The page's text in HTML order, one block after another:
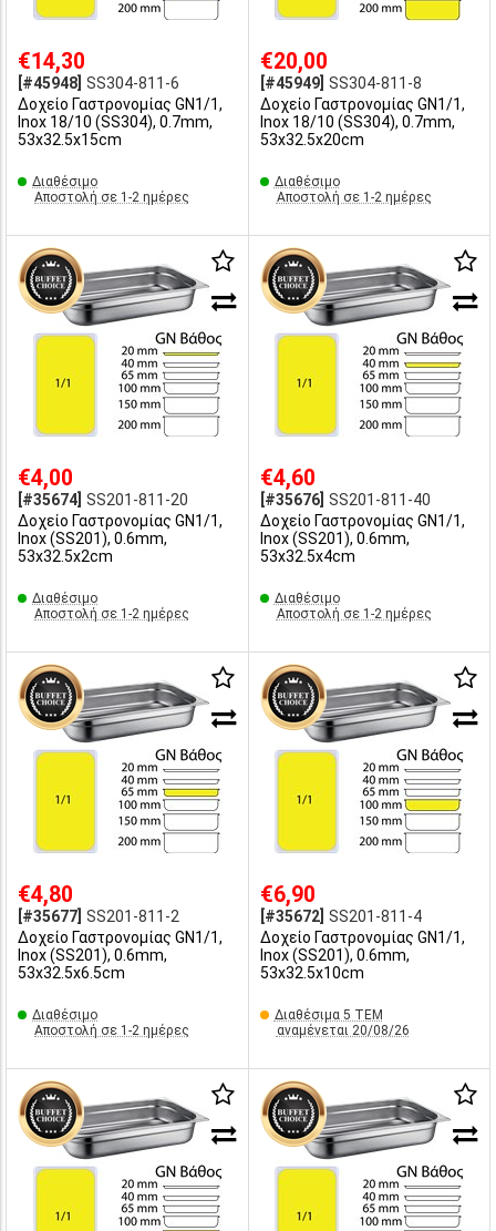
€14,30
[#45948] SS304-811-6
Δοχείο Γαστρονομίας GN1/1,
Inox 18/10 (SS304), 0.7mm,
53x32.5x15cm
Διαθέσιμο
Αποστολή σε 1-2 ημέρες
€20,00
[#45949] SS304-811-8
Δοχείο Γαστρονομίας GN1/1,
Inox 18/10 (SS304), 0.7mm,
53x32.5x20cm
Διαθέσιμο
Αποστολή σε 1-2 ημέρες
€4,00
[#35674] SS201-811-20
Δοχείο Γαστρονομίας GN1/1,
Inox (SS201), 0.6mm,
53x32.5x2cm
Διαθέσιμο
Αποστολή σε 1-2 ημέρες
€4,60
[#35676] SS201-811-40
Δοχείο Γαστρονομίας GN1/1,
Inox (SS201), 0.6mm,
53x32.5x4cm
Διαθέσιμο
Αποστολή σε 1-2 ημέρες
€4,80
[#35677] SS201-811-2
Δοχείο Γαστρονομίας GN1/1,
Inox (SS201), 0.6mm,
53x32.5x6.5cm
Διαθέσιμο
Αποστολή σε 1-2 ημέρες
€6,90
[#35672] SS201-811-4
Δοχείο Γαστρονομίας GN1/1,
Inox (SS201), 0.6mm,
53x32.5x10cm
Διαθέσιμα 5 ΤΕΜ
αναμένεται 20/08/26